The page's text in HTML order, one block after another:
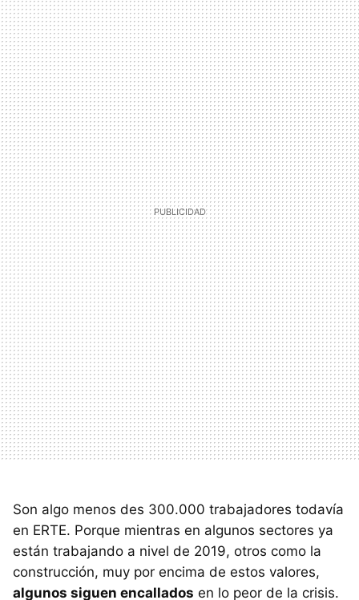
Son algo menos des 300.000 trabajadores todavía
en ERTE. Porque mientras en algunos sectores ya
están trabajando a nivel de 2019, otros como la
construcción, muy por encima de estos valores,
algunos siguen encallados en lo peor de la crisis.